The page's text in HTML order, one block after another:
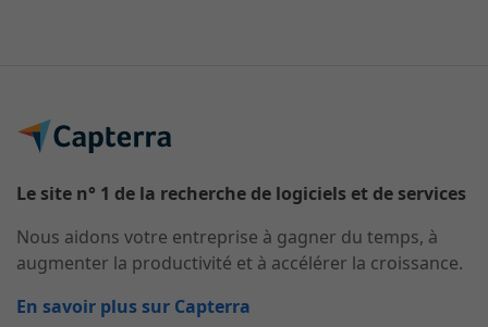
Le site n° 1 de la recherche de logiciels et de services
Nous aidons votre entreprise à gagner du temps, à
augmenter la productivité et à accélérer la croissance.
En savoir plus sur Capterra